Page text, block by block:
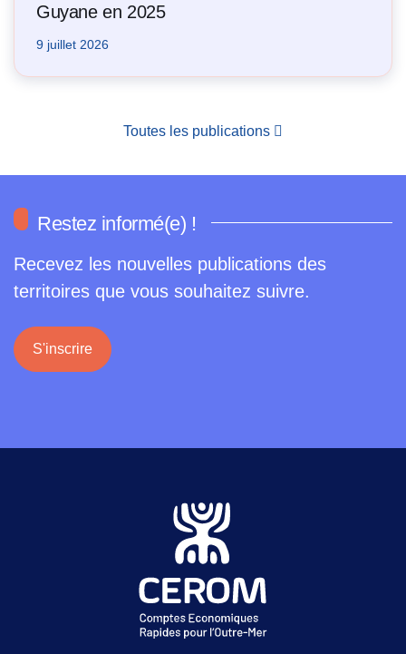
Guyane en 2025
9 juillet 2026
Toutes les publications
Restez informé(e) !
Recevez les nouvelles publications des
territoires que vous souhaitez suivre.
S'inscrire